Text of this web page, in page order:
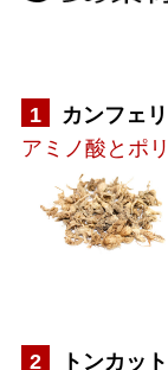
1
カンフェ
アミノ酸とポ
2
トンカッ